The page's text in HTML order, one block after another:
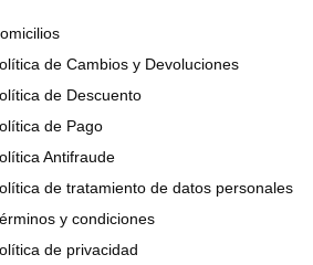
de Cambios y Devoluciones
de Descuento
de Pago
Antifraude
de tratamiento de datos personales
y condiciones
de privacidad